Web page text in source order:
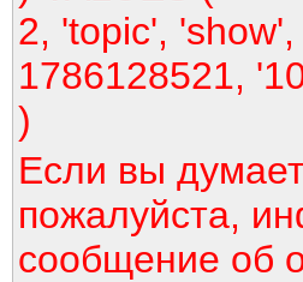
2, 'topic',
1786128521,
)
Если вы
пожалуйста,
сообщение об